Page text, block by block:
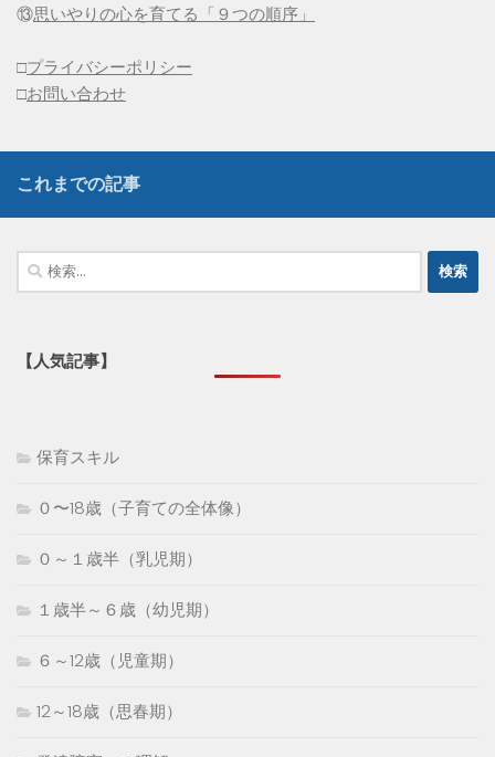
⑬思いやりの心を育てる「９つの順序」
□プライバシーポリシー
□お問い合わせ
これまでの記事
検
索:
【人気記事】
保育スキル
０〜18歳（子育ての全体像）
０～１歳半（乳児期）
１歳半～６歳（幼児期）
６～12歳（児童期）
12～18歳（思春期）